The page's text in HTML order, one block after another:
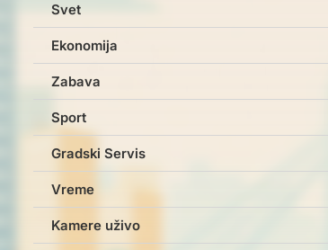
Svet
Ekonomija
Zabava
Sport
Gradski Servis
Vreme
Kamere uživo